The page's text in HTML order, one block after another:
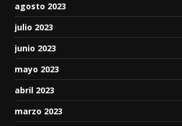
agosto 2023
julio 2023
junio 2023
mayo 2023
abril 2023
marzo 2023